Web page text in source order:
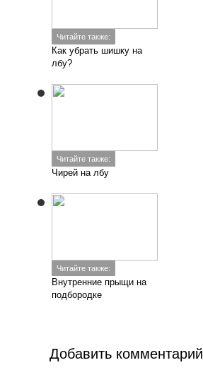
Читайте также:
Как убрать шишку на
лбу?
Читайте также:
Чирей на лбу
Читайте также:
Внутренние прыщи на
подбородке
Добавить комментарий